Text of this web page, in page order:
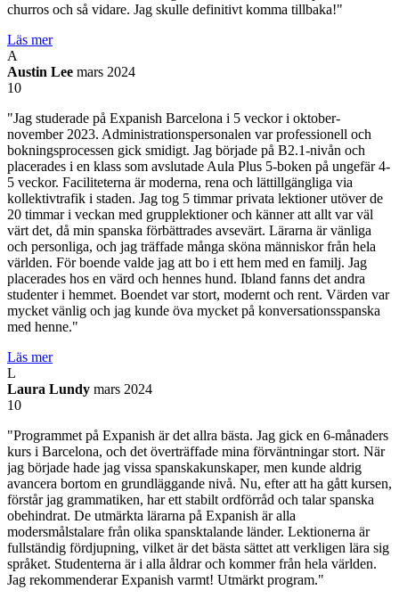
churros och så vidare. Jag skulle definitivt komma tillbaka!"
Läs mer
A
Austin Lee mars 2024
10
"Jag studerade på Expanish Barcelona i 5 veckor i oktober-
november 2023. Administrationspersonalen var professionell och
bokningsprocessen gick smidigt. Jag började på B2.1-nivån och
placerades i en klass som avslutade Aula Plus 5-boken på ungefär 4-
5 veckor. Faciliteterna är moderna, rena och lättillgängliga via
kollektivtrafik i staden. Jag tog 5 timmar privata lektioner utöver de
20 timmar i veckan med grupplektioner och känner att allt var väl
värt det, då min spanska förbättrades avsevärt. Lärarna är vänliga
och personliga, och jag träffade många sköna människor från hela
världen. För boende valde jag att bo i ett hem med en familj. Jag
placerades hos en värd och hennes hund. Ibland fanns det andra
studenter i hemmet. Boendet var stort, modernt och rent. Värden var
mycket vänlig och jag kunde öva mycket på konversationsspanska
med henne."
Läs mer
L
Laura Lundy mars 2024
10
"Programmet på Expanish är det allra bästa. Jag gick en 6-månaders
kurs i Barcelona, och det överträffade mina förväntningar stort. När
jag började hade jag vissa spanskakunskaper, men kunde aldrig
avancera bortom en grundläggande nivå. Nu, efter att ha gått kursen,
förstår jag grammatiken, har ett stabilt ordförråd och talar spanska
obehindrat. De utmärkta lärarna på Expanish är alla
modersmålstalare från olika spansktalande länder. Lektionerna är
fullständig fördjupning, vilket är det bästa sättet att verkligen lära sig
språket. Studenterna är i alla åldrar och kommer från hela världen.
Jag rekommenderar Expanish varmt! Utmärkt program."